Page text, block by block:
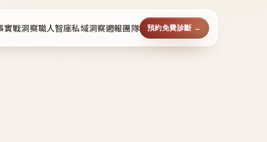
實戰洞察職人智庫私域洞察週報團隊 預約免費診斷 →